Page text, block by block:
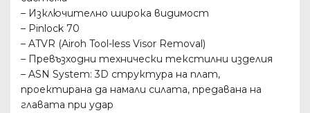
– Изключително широка видимост
– Pinlock 70
– ATVR (Airoh Tool-less Visor Removal)
– Превъзходни технически текстилни изделия
– ASN System: 3D структура на плат,
проектирана да намали силата, предавана на
главата при удар